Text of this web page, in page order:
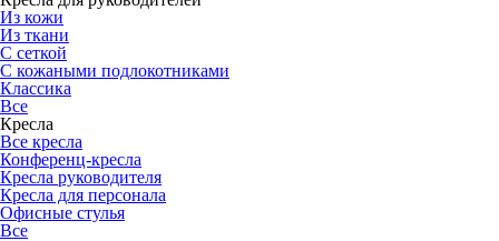
Из кожи
Из ткани
С сеткой
С кожаными подлокотниками
Классика
Все
Кресла
Все кресла
Конференц-кресла
Кресла руководителя
Кресла для персонала
Офисные стулья
Все